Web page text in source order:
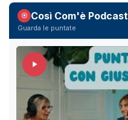
Così Com'è Podcast
Guarda le puntate